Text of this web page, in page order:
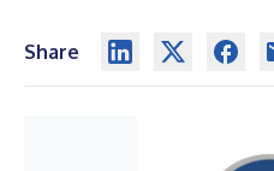
Share